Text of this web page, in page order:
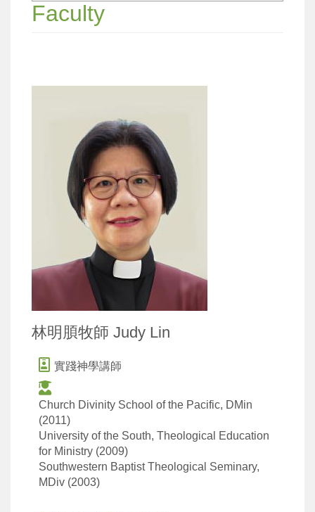
Faculty
林明䐓牧師 Judy Lin
實踐神學講師
Church Divinity School of the Pacific, DMin
(2011)
University of the South, Theological Education
for Ministry (2009)
Southwestern Baptist Theological Seminary,
MDiv (2003)